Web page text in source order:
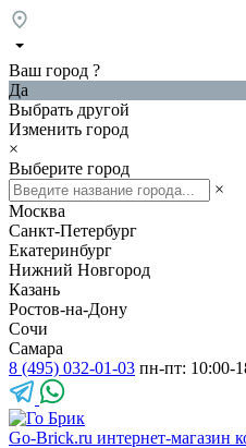
Ваш город ?
Да
Выбрать другой
Изменить город
×
Выберите город
×
Москва
Санкт-Петербург
Екатеринбург
Нижний Новгород
Казань
Ростов-на-Дону
Сочи
Самара
8 (495) 032-01-03 пн-пт: 10:00-
Go-Brick.ru интернет-магазин